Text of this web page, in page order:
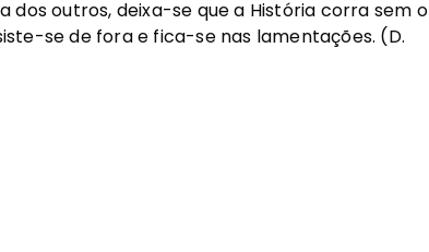
outros, deixa-se que a História corra sem o
se de fora e fica-se nas lamentações. (D.